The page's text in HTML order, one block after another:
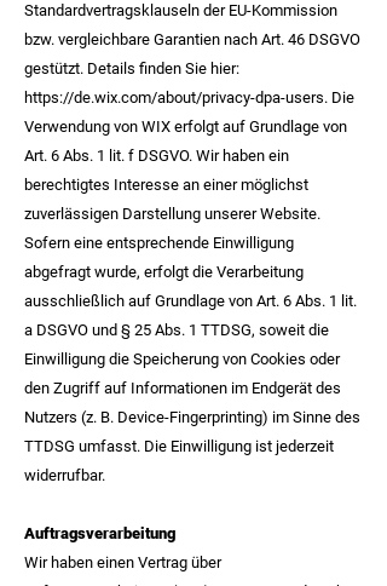
Standardvertragsklauseln der EU-Kommission
bzw. vergleichbare Garantien nach Art. 46 DSGVO
gestützt. Details finden Sie hier:
https://de.wix.com/about/privacy-dpa-users. Die
Verwendung von WIX erfolgt auf Grundlage von
Art. 6 Abs. 1 lit. f DSGVO. Wir haben ein
berechtigtes Interesse an einer möglichst
zuverlässigen Darstellung unserer Website.
Sofern eine entsprechende Einwilligung
abgefragt wurde, erfolgt die Verarbeitung
ausschließlich auf Grundlage von Art. 6 Abs. 1 lit.
a DSGVO und § 25 Abs. 1 TTDSG, soweit die
Einwilligung die Speicherung von Cookies oder
den Zugriff auf Informationen im Endgerät des
Nutzers (z. B. Device-Fingerprinting) im Sinne des
TTDSG umfasst. Die Einwilligung ist jederzeit
widerrufbar.
Auftragsverarbeitung
Wir haben einen Vertrag über